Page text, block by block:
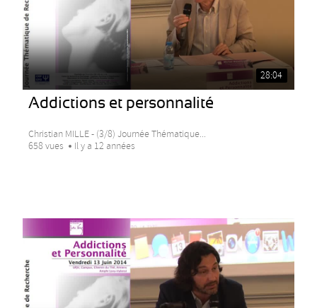
28:04
Addictions et personnalité
Christian MILLE - (3/8) Journée Thématique...
658 vues
Il y a 12 années